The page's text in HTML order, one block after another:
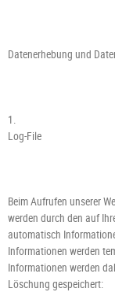
Datenerhebung und
1.
Log-File
Beim Aufrufen unserer
werden durch den auf
automatisch
Informationen werden
Informationen werden
Löschung gespeichert: